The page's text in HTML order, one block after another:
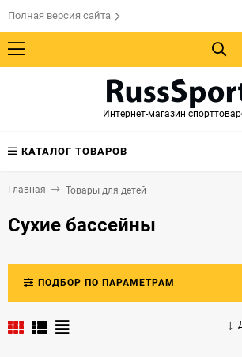
Полная версия сайта
Интернет-магазин
КАТАЛОГ ТОВАРОВ
Главная Товары для детей
Сухие бассейны
ПОДБОР ПО ПАРАМЕТРАМ